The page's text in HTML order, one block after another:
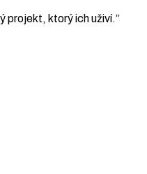
projekt, ktorý ich uživí.”